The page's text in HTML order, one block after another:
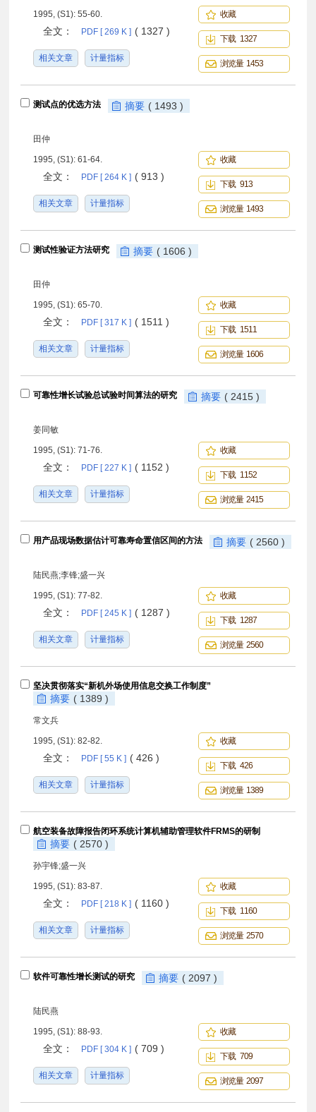
1995, (S1): 55-60.
全文： PDF [ 269 K ] ( 1327 )
相关文章 计量指标
收藏
下载 1327
浏览量 1453
测试点的优选方法 摘要 ( 1493 )
田仲
1995, (S1): 61-64.
全文： PDF [ 264 K ] ( 913 )
相关文章 计量指标
收藏
下载 913
浏览量 1493
测试性验证方法研究 摘要 ( 1606 )
田仲
1995, (S1): 65-70.
全文： PDF [ 317 K ] ( 1511 )
相关文章 计量指标
收藏
下载 1511
浏览量 1606
可靠性增长试验总试验时间算法的研究 摘要 ( 2415 )
姜同敏
1995, (S1): 71-76.
全文： PDF [ 227 K ] ( 1152 )
相关文章 计量指标
收藏
下载 1152
浏览量 2415
用产品现场数据估计可靠寿命置信区间的方法 摘要 ( 2560 )
陆民燕;李锋;盛一兴
1995, (S1): 77-82.
全文： PDF [ 245 K ] ( 1287 )
相关文章 计量指标
收藏
下载 1287
浏览量 2560
坚决贯彻落实“新机外场使用信息交换工作制度”
摘要 ( 1389 )
常文兵
1995, (S1): 82-82.
全文： PDF [ 55 K ] ( 426 )
相关文章 计量指标
收藏
下载 426
浏览量 1389
航空装备故障报告闭环系统计算机辅助管理软件FRMS的研制
摘要 ( 2570 )
孙宇锋;盛一兴
1995, (S1): 83-87.
全文： PDF [ 218 K ] ( 1160 )
相关文章 计量指标
收藏
下载 1160
浏览量 2570
软件可靠性增长测试的研究 摘要 ( 2097 )
陆民燕
1995, (S1): 88-93.
全文： PDF [ 304 K ] ( 709 )
相关文章 计量指标
收藏
下载 709
浏览量 2097